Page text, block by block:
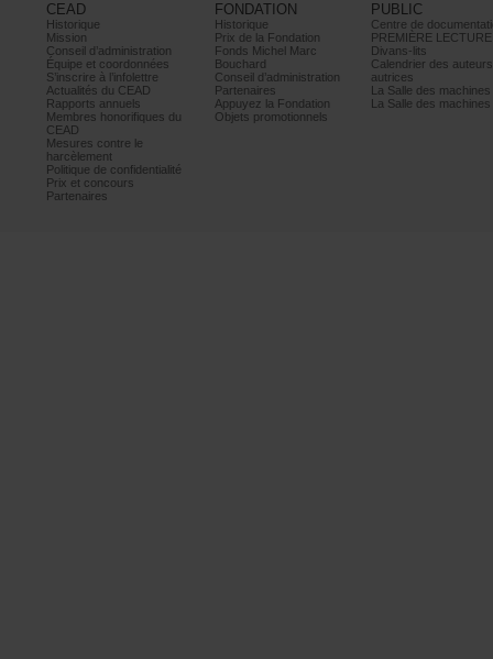
CEAD
Historique
Mission
Conseild’administration
Équipeetcoordonnées
S’inscrireàl’infolettre
ActualitésduCEAD
Rapportsannuels
Membreshonorifiquesdu
CEAD
Mesurescontrele
harcèlement
Politiquedeconfidentialité
Prixetconcours
Partenaires
FONDATION
Historique
PrixdelaFondation
FondsMichelMarc
Bouchard
Conseild’administration
Partenaires
AppuyezlaFondation
Objetspromotionnels
PUBLIC
PREMIÈRELECTURE
Divans-lits
autrices